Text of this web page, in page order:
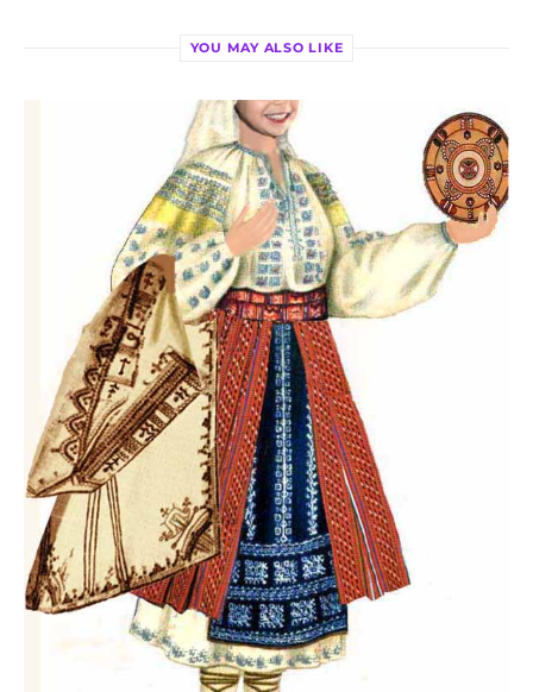
YOU MAY ALSO LIKE